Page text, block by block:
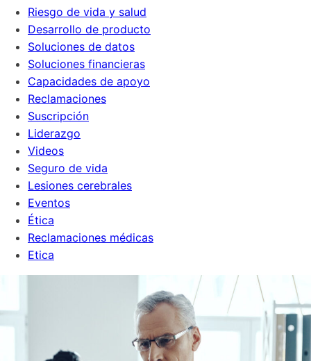
Riesgo de vida y salud
Desarrollo de producto
Soluciones de datos
Soluciones financieras
Capacidades de apoyo
Reclamaciones
Suscripción
Liderazgo
Videos
Seguro de vida
Lesiones cerebrales
Eventos
Ética
Reclamaciones médicas
Etica